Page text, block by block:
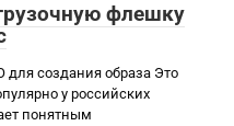
флешку
для создания образа Это
у российских
понятным